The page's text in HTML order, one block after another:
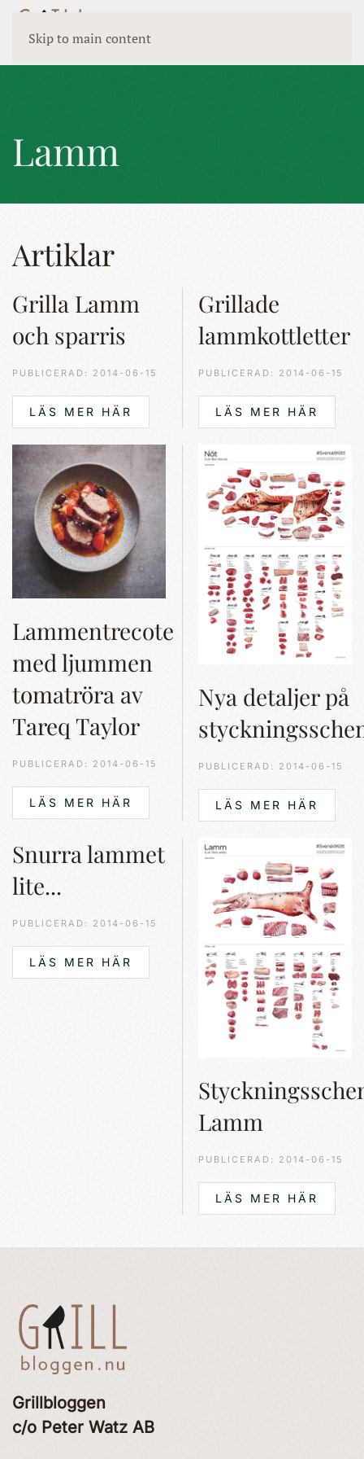
Skip to main content
Lamm
Artiklar
Grilla Lamm
och sparris
PUBLICERAD: 2014-06-15
LÄS MER HÄR
Grillade
lammkottletter
PUBLICERAD: 2014-06-15
LÄS MER HÄR
Lammentrecote
med ljummen
tomatröra av
Tareq Taylor
PUBLICERAD: 2014-06-15
LÄS MER HÄR
Nya detaljer på
PUBLICERAD: 2014-06-15
LÄS MER HÄR
Snurra lammet
lite...
PUBLICERAD: 2014-06-15
LÄS MER HÄR
Lamm
PUBLICERAD: 2014-06-15
LÄS MER HÄR
Grillbloggen
c/o Peter Watz AB